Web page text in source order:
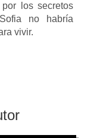
los secretos
no habría
vivir.